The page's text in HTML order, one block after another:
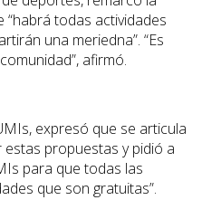
todas actividades
una meriedna”. “Es
afirmó.
expresó que se articula
propuestas y pidió a
para que todas las
que son gratuitas”.